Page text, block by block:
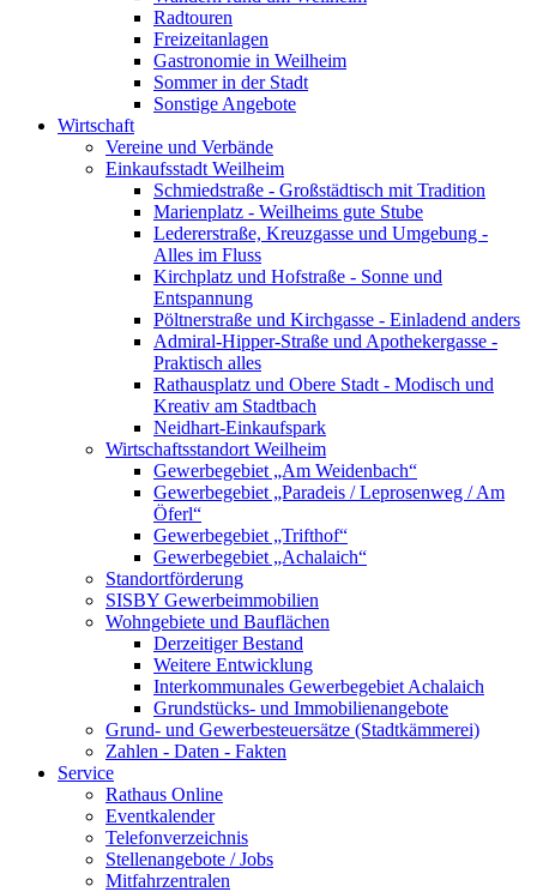
Radtouren
Freizeitanlagen
Gastronomie in Weilheim
Sommer in der Stadt
Sonstige Angebote
Wirtschaft
Vereine und Verbände
Einkaufsstadt Weilheim
Schmiedstraße - Großstädtisch mit Tradition
Marienplatz - Weilheims gute Stube
Ledererstraße, Kreuzgasse und Umgebung -
Alles im Fluss
Kirchplatz und Hofstraße - Sonne und
Entspannung
Pöltnerstraße und Kirchgasse - Einladend anders
Admiral-Hipper-Straße und Apothekergasse -
Praktisch alles
Rathausplatz und Obere Stadt - Modisch und
Kreativ am Stadtbach
Neidhart-Einkaufspark
Wirtschaftsstandort Weilheim
Gewerbegebiet „Am Weidenbach“
Gewerbegebiet „Paradeis / Leprosenweg / Am
Öferl“
Gewerbegebiet „Trifthof“
Gewerbegebiet „Achalaich“
Standortförderung
SISBY Gewerbeimmobilien
Wohngebiete und Bauflächen
Derzeitiger Bestand
Weitere Entwicklung
Interkommunales Gewerbegebiet Achalaich
Grundstücks- und Immobilienangebote
Grund- und Gewerbesteuersätze (Stadtkämmerei)
Zahlen - Daten - Fakten
Service
Rathaus Online
Eventkalender
Telefonverzeichnis
Stellenangebote / Jobs
Mitfahrzentralen